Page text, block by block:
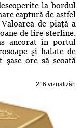
la bordul
captură de astfel
de piaţă a
de lire sterline.
ancorat în portul
şi halate de
ore să scoată
216 vizualizări